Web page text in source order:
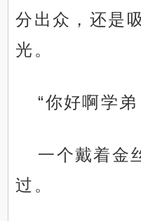
分出众，还是
光。
“你好啊学
一个戴着金
过。